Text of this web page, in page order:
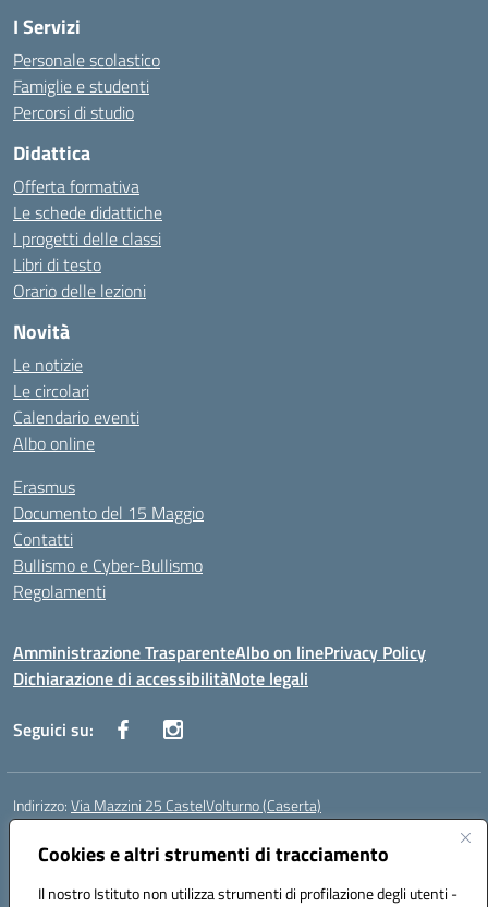
Cookies e altri strumenti di tracciamento
Il nostro Istituto non utilizza strumenti di profilazione degli utenti -
I Servizi
Personale scolastico
Famiglie e studenti
Percorsi di studio
Didattica
Offerta formativa
Le schede didattiche
I progetti delle classi
Libri di testo
Orario delle lezioni
Novità
Le notizie
Le circolari
Calendario eventi
Albo online
Erasmus
Documento del 15 Maggio
Contatti
Bullismo e Cyber-Bullismo
Regolamenti
Amministrazione TrasparenteAlbo on linePrivacy Policy
Dichiarazione di accessibilitàNote legali
Seguici su:
Indirizzo:Via Mazzini 25 CastelVolturno (Caserta)
Centralino:
Posta elettronica certificata (PEC):ceis014005@pec.istruzione.it
Codice fiscale: 93063510619